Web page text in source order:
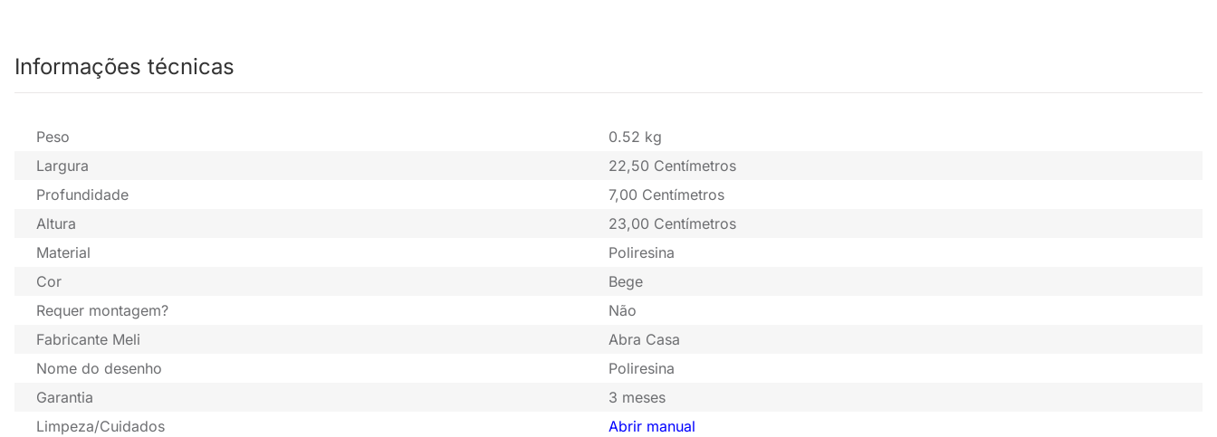
Informações técnicas
Peso
0.52 kg
Largura
22,50 Centímetros
Profundidade
7,00 Centímetros
Altura
23,00 Centímetros
Material
Poliresina
Cor
Bege
Requer montagem?
Não
Fabricante Meli
Abra Casa
Nome do desenho
Poliresina
Garantia
3 meses
Limpeza/Cuidados
Abrir manual